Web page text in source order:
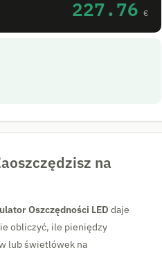
227.76 €
na
Oszczędności LED daje
obliczyć, ile pieniędzy
lub świetlówek na